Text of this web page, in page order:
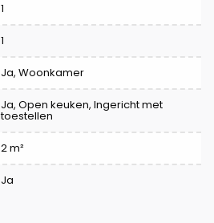
1
1
Ja, Woonkamer
Ja, Open keuken, Ingericht met
toestellen
2 m²
Ja